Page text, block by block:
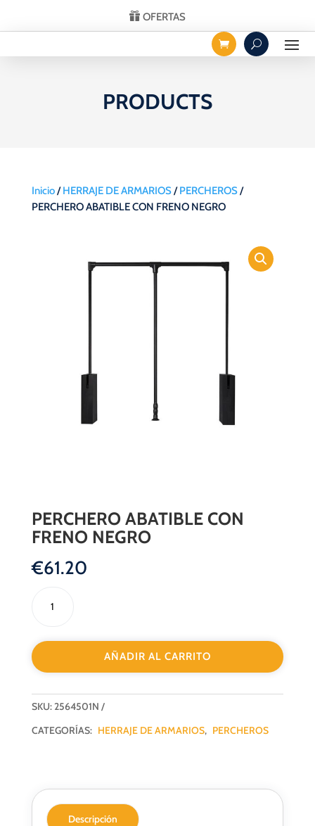
OFERTAS
PRODUCTS
Inicio/HERRAJE DE ARMARIOS/PERCHEROS/
PERCHERO ABATIBLE CON FRENO NEGRO
PERCHERO ABATIBLE CON
FRENO NEGRO
€61.20
ABATIBLE
FRENO
NEGRO
cantidad
AÑADIR AL CARRITO
SKU:2564501N
CATEGORÍAS: HERRAJE DE ARMARIOS, PERCHEROS
Descripción